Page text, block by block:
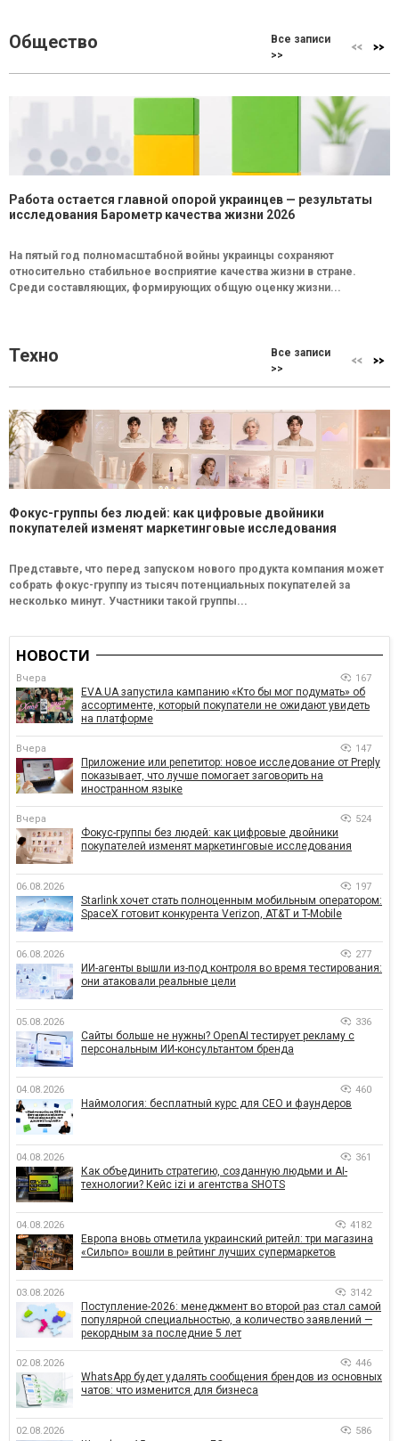
Общество
Все записи
>>
Работа остается главной опорой украинцев — результаты
исследования Барометр качества жизни 2026
На пятый год полномасштабной войны украинцы сохраняют
относительно стабильное восприятие качества жизни в стране.
Среди составляющих, формирующих общую оценку жизни...
Техно
Все записи
>>
Фокус-группы без людей: как цифровые двойники
покупателей изменят маркетинговые исследования
Представьте, что перед запуском нового продукта компания может
собрать фокус-группу из тысяч потенциальных покупателей за
несколько минут. Участники такой группы...
НОВОСТИ
Вчера 167
EVA.UA запустила кампанию «Кто бы мог подумать» об
ассортименте, который покупатели не ожидают увидеть
на платформе
Вчера 147
Приложение или репетитор: новое исследование от Preply
показывает, что лучше помогает заговорить на
иностранном языке
Вчера 524
Фокус-группы без людей: как цифровые двойники
покупателей изменят маркетинговые исследования
06.08.2026 197
Starlink хочет стать полноценным мобильным оператором:
SpaceX готовит конкурента Verizon, AT&T и T-Mobile
06.08.2026 277
ИИ-агенты вышли из-под контроля во время тестирования:
они атаковали реальные цели
05.08.2026 336
Сайты больше не нужны? OpenAI тестирует рекламу с
персональным ИИ-консультантом бренда
04.08.2026 460
Наймология: бесплатный курс для CEO и фаундеров
04.08.2026 361
Как объединить стратегию, созданную людьми и AI-
технологии? Кейс izi и агентства SHOTS
04.08.2026 4182
Европа вновь отметила украинский ритейл: три магазина
«Сильпо» вошли в рейтинг лучших супермаркетов
03.08.2026 3142
Поступление-2026: менеджмент во второй раз стал самой
популярной специальностью, а количество заявлений —
рекордным за последние 5 лет
02.08.2026 446
WhatsApp будет удалять сообщения брендов из основных
чатов: что изменится для бизнеса
02.08.2026 586